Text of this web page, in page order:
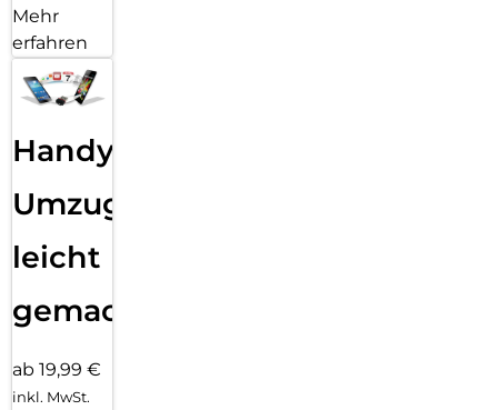
Mehr
erfahren
Handy
Umzug
leicht
gemacht!
ab 19,99 €
inkl. MwSt.